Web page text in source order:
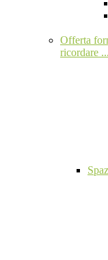
Offerta
ricordare ...